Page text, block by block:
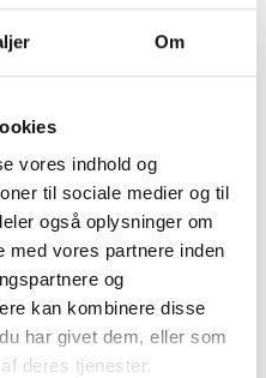
Om
vores indhold og
til sociale medier og til
også oplysninger om
med vores partnere inden
og
kan kombinere disse
har givet dem, eller som
deres tjenester.